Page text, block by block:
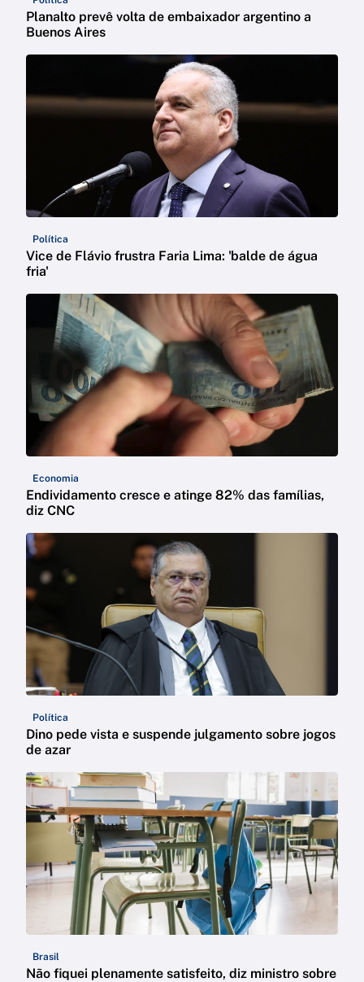
Planalto prevê volta de embaixador argentino a
Buenos Aires
Política
Vice de Flávio frustra Faria Lima: 'balde de água
fria'
Economia
Endividamento cresce e atinge 82% das famílias,
diz CNC
Política
Dino pede vista e suspende julgamento sobre jogos
de azar
Brasil
Não fiquei plenamente satisfeito, diz ministro sobre